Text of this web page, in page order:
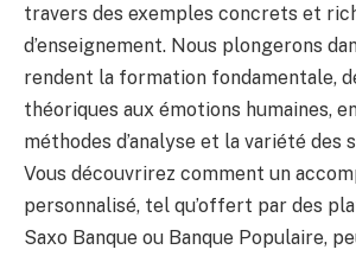
travers des exemples concrets et
d’enseignement. Nous plongerons
rendent la formation fondamentale,
théoriques aux émotions humaines,
méthodes d’analyse et la variété des
Vous découvrirez comment un
personnalisé, tel qu’offert par des
Saxo Banque ou Banque Populaire,